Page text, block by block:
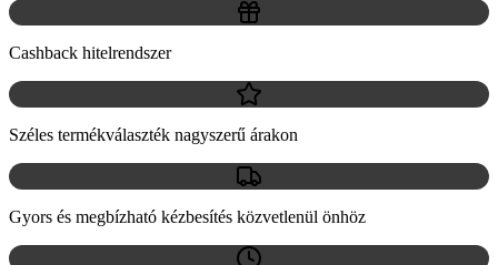
Cashback hitelrendszer
Széles termékválaszték nagyszerű árakon
Gyors és megbízható kézbesítés közvetlenül önhöz